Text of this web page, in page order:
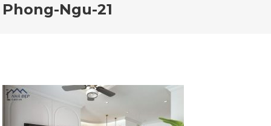
Phong-Ngu-21